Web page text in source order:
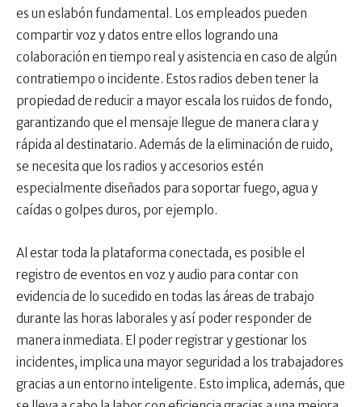
es un eslabón fundamental. Los empleados pueden
compartir voz y datos entre ellos logrando una
colaboración en tiempo real y asistencia en caso de algún
contratiempo o incidente. Estos radios deben tener la
propiedad de reducir a mayor escala los ruidos de fondo,
garantizando que el mensaje llegue de manera clara y
rápida al destinatario. Además de la eliminación de ruido,
se necesita que los radios y accesorios estén
especialmente diseñados para soportar fuego, agua y
caídas o golpes duros, por ejemplo.
Al estar toda la plataforma conectada, es posible el
registro de eventos en voz y audio para contar con
evidencia de lo sucedido en todas las áreas de trabajo
durante las horas laborales y así poder responder de
manera inmediata. El poder registrar y gestionar los
incidentes, implica una mayor seguridad a los trabajadores
gracias a un entorno inteligente. Esto implica, además, que